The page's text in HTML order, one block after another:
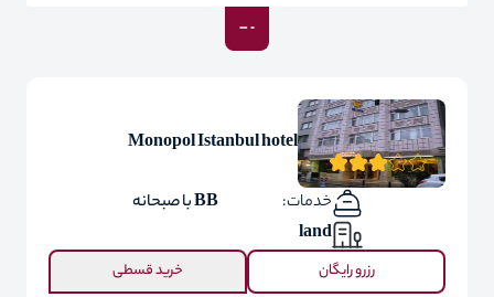
Monopol Istanbul hotel
خدمات:
BB با صبحانه
land
رزرو رایگان خرید قسطی